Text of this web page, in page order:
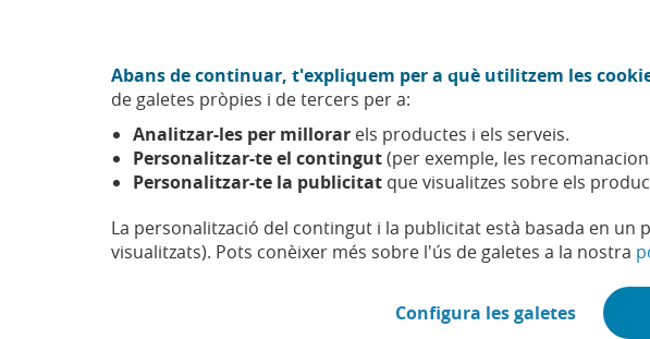
Abans de continuar, t'expliquem per a què utilitzem les
de galetes pròpies i de tercers per a:
Analitzar-les per millorar els productes i els serveis.
Personalitzar-te el contingut(per exemple, les
Personalitzar-te la publicitat que visualitzes sobre els
La personalització del contingut i la publicitat està basada en
visualitzats). Pots conèixer més sobre l'ús de galetes a la nostra
Configura les galetes(Obre
Sobre nosaltres
Drets dels accionistes
Tots els accionistes, siguin majoritaris o minoritaris, tenen els